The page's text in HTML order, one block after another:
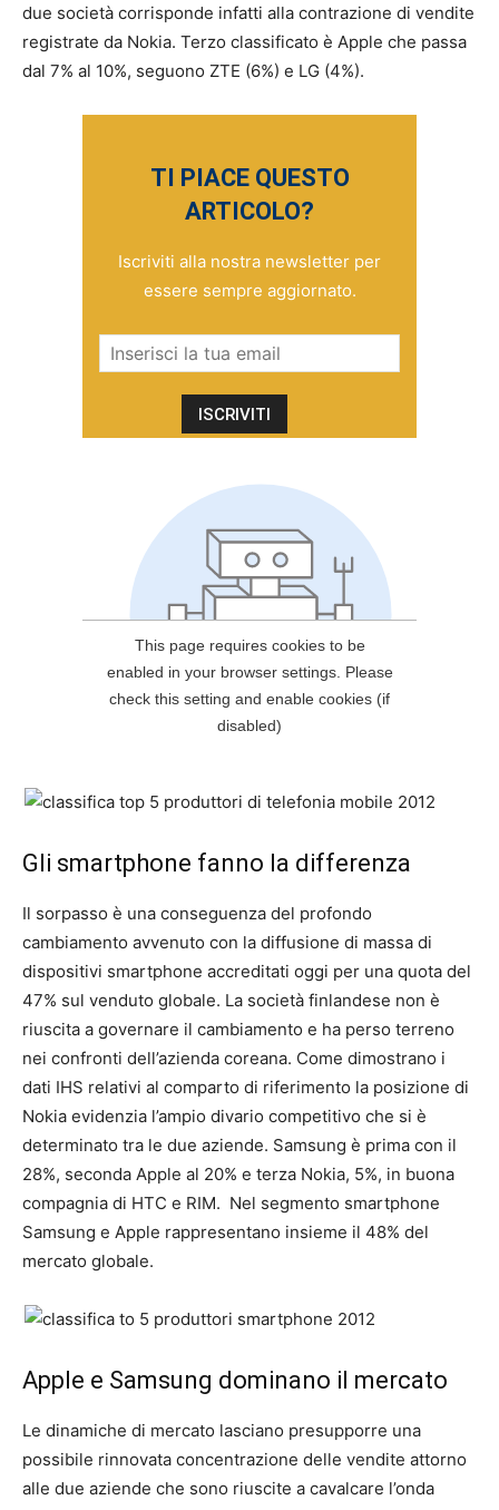
due società corrisponde infatti alla contrazione di vendite
registrate da Nokia. Terzo classificato è Apple che passa
dal 7% al 10%, seguono ZTE (6%) e LG (4%).
TI PIACE QUESTO
ARTICOLO?
Iscriviti alla nostra newsletter per
essere sempre aggiornato.
Gli smartphone fanno la differenza
Il sorpasso è una conseguenza del profondo
cambiamento avvenuto con la diffusione di massa di
dispositivi smartphone accreditati oggi per una quota del
47% sul venduto globale. La società finlandese non è
riuscita a governare il cambiamento e ha perso terreno
nei confronti dell’azienda coreana. Come dimostrano i
dati IHS relativi al comparto di riferimento la posizione di
Nokia evidenzia l’ampio divario competitivo che si è
determinato tra le due aziende. Samsung è prima con il
28%, seconda Apple al 20% e terza Nokia, 5%, in buona
compagnia di HTC e RIM. Nel segmento smartphone
Samsung e Apple rappresentano insieme il 48% del
mercato globale.
Apple e Samsung dominano il mercato
Le dinamiche di mercato lasciano presupporre una
possibile rinnovata concentrazione delle vendite attorno
alle due aziende che sono riuscite a cavalcare l’onda